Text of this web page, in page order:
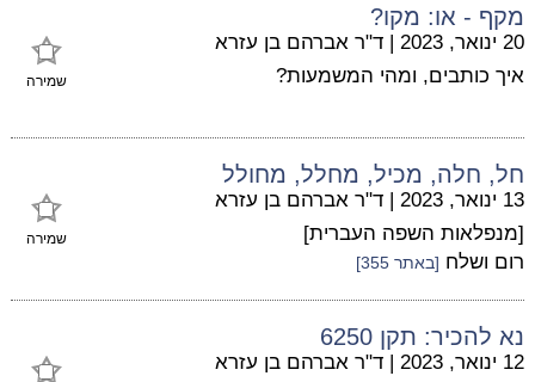
מקף - או: מקו?
שמירה
20 ינואר, 2023 | ד"ר אברהם בן עזרא
איך כותבים, ומהי המשמעות?
חל, חלה, מכיל, מחלל, מחולל
שמירה
13 ינואר, 2023 | ד"ר אברהם בן עזרא
[מנפלאות השפה העברית]
רום ושלח [באתר 355]
נא להכיר: תקן 6250
12 ינואר, 2023 | ד"ר אברהם בן עזרא